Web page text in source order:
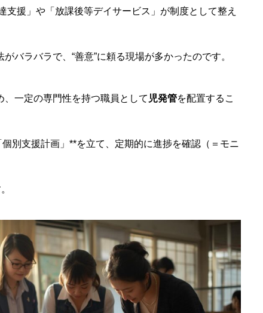
援」や「放課後等デイサービス」が制度として整え
バラバラで、“善意”に頼る現場が多かったのです。
一定の専門性を持つ職員として 児発管を配置するこ
別支援計画」**を立て、定期的に進捗を確認（＝モニ
「昨日できなかったことが、今日でき